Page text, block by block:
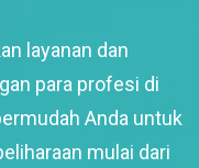
layanan dan
para profesi di
Anda untuk
mulai dari